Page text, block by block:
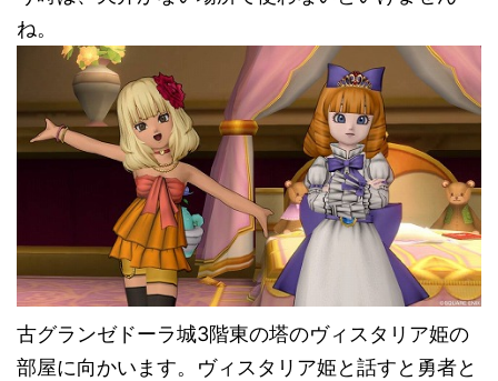
ね。
古グランゼドーラ城3階東の塔のヴィスタリア姫の
部屋に向かいます。ヴィスタリア姫と話すと勇者と